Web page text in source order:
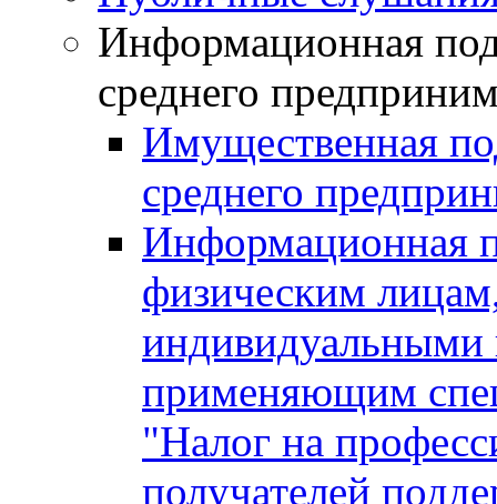
Информационная
среднего
Имущественная
среднего
Информационная
физическим
индивидуальными
применяющим
"Налог на
получателей